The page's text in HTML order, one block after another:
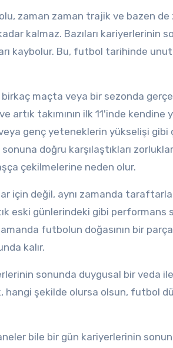
zaman zaman trajik ve bazen de
kalmaz. Bazıları kariyerlerinin
kaybolur. Bu, futbol tarihinde
maçta veya bir sezonda
artık takımının ilk 11'inde
genç yeteneklerin yükselişi
doğru karşılaştıkları
çekilmelerine neden olur.
için değil, aynı zamanda
eski günlerindeki gibi
futbolun doğasının bir
kalır.
sonunda duygusal bir veda ile
şekilde olursa olsun, futbol
bile bir gün kariyerlerinin